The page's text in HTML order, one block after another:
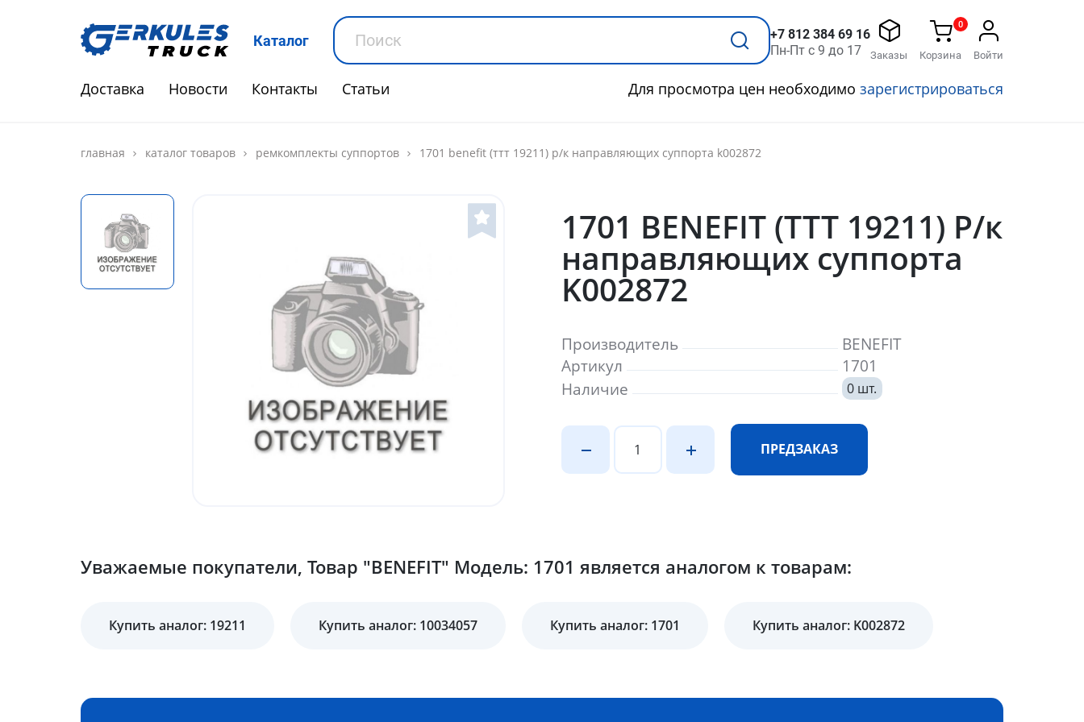
Каталог
+7 812 384 69 16
Пн-Пт с 9 до 17
Заказы
0
Корзина Войти
Доставка Новости Контакты Статьи Для просмотра цен необходимо зарегистрироваться
главная каталог товаров ремкомплекты суппортов 1701 benefit (ттт 19211) р/к направляющих суппорта k002872
1701 BENEFIT (ТТТ 19211) Р/к
направляющих суппорта
K002872
Производитель
BENEFIT
Артикул
1701
Наличие
0 шт.
ПРЕДЗАКАЗ
Уважаемые покупатели, Товар "BENEFIT" Модель: 1701 является аналогом к товарам:
Купить аналог: 19211 Купить аналог: 10034057 Купить аналог: 1701 Купить аналог: K002872